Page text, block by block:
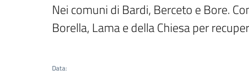
Nei comuni di Bardi, Berceto e Bore.
Borella, Lama e della Chiesa per
Data: